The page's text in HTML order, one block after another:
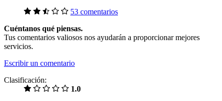
53 comentarios
Cuéntanos qué piensas.
Tus comentarios valiosos nos ayudarán a proporcionar mejores
servicios.
Escribir un comentario
Clasificación:
1.0